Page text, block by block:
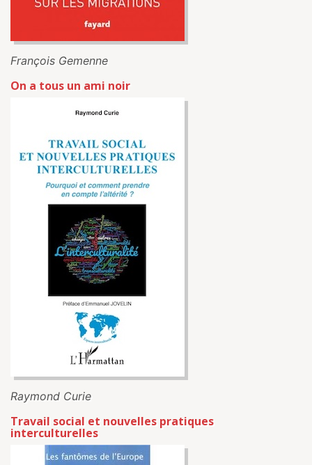
François Gemenne
On a tous un ami noir
Raymond Curie
Travail social et nouvelles pratiques
interculturelles